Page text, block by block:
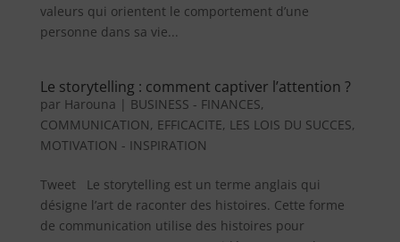
valeurs qui orientent le comportement d’une
personne dans sa vie...
Le storytelling : comment captiver l’attention ?
par Harouna | BUSINESS - FINANCES,
COMMUNICATION, EFFICACITE, LES LOIS DU SUCCES,
MOTIVATION - INSPIRATION
Tweet Le storytelling est un terme anglais qui
désigne l’art de raconter des histoires. Cette forme
de communication utilise des histoires pour